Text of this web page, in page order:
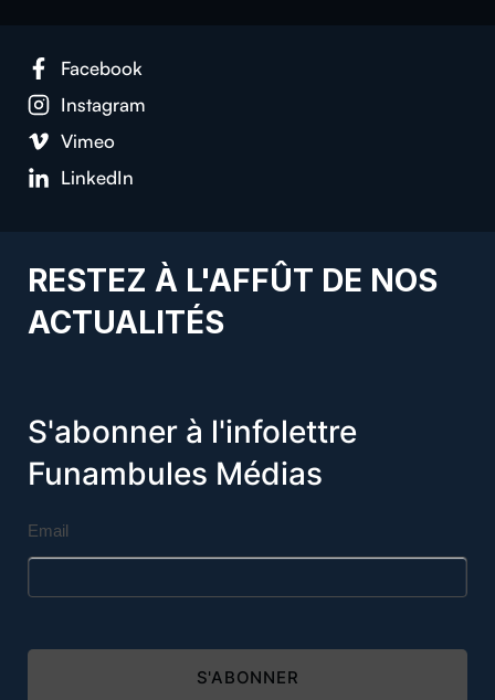
Facebook
Instagram
Vimeo
LinkedIn
RESTEZ À L'AFFÛT DE NOS
ACTUALITÉS
S'abonner à l'infolettre
Funambules Médias
Email
S'ABONNER